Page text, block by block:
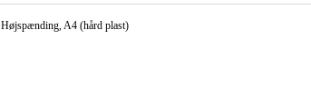
Højspænding, A4 (hård plast)